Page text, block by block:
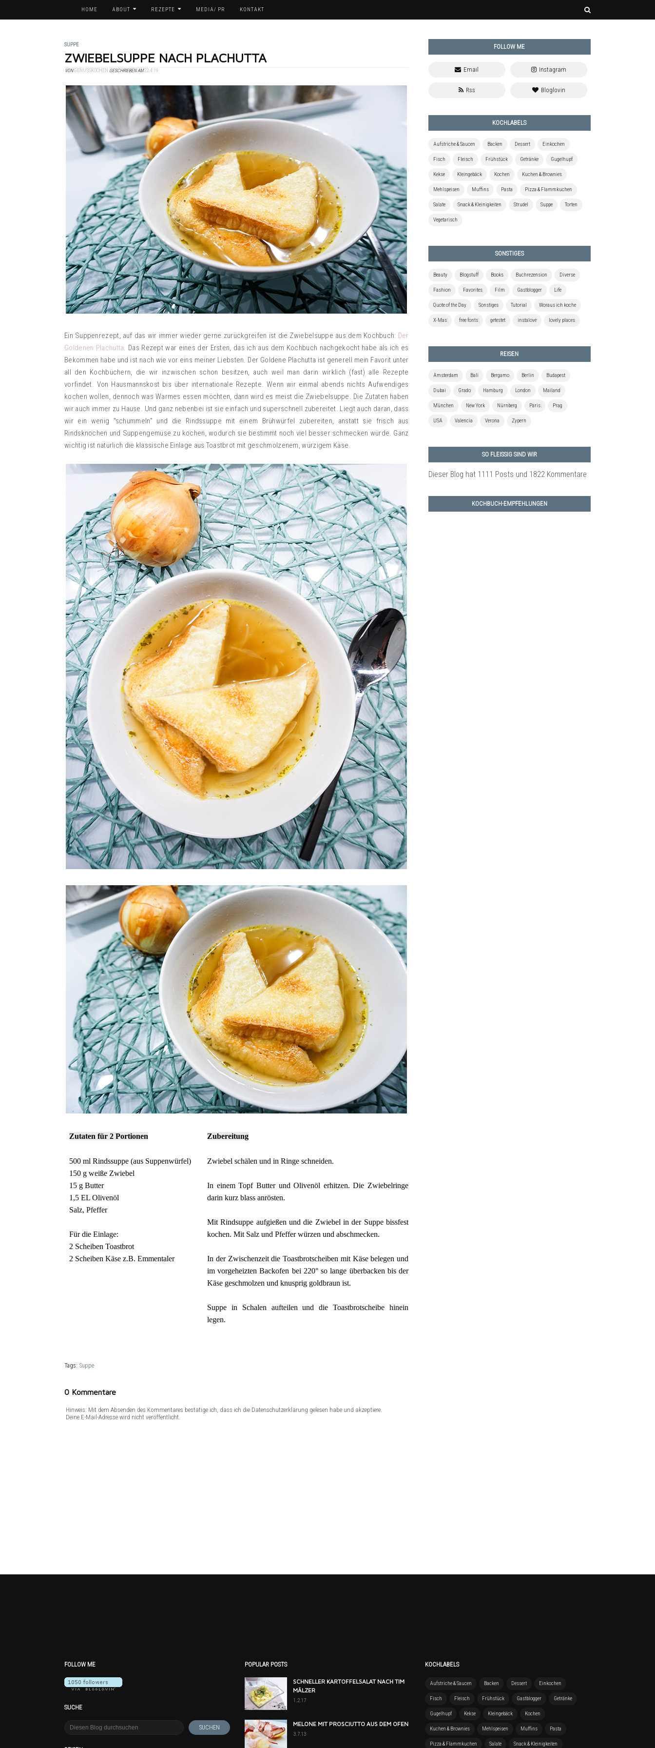
HOME ABOUT REZEPTE MEDIA/ PR KONTAKT
SUPPE
ZWIEBELSUPPE NACH PLACHUTTA
VONGENUSSKOCHEN GESCHRIEBEN AM22.4.19
Ein Suppenrezept, auf das wir immer wieder gerne zurückgreifen ist die Zwiebelsuppe aus dem Kochbuch: Der
Goldenen Plachutta. Das Rezept war eines der Ersten, das ich aus dem Kochbuch nachgekocht habe als ich es
Bekommen habe und ist nach wie vor eins meiner Liebsten. Der Goldene Plachutta ist generell mein Favorit unter
all den Kochbüchern, die wir inzwischen schon besitzen, auch weil man darin wirklich (fast) alle Rezepte
vorfindet. Von Hausmannskost bis über internationale Rezepte. Wenn wir einmal abends nichts Aufwendiges
kochen wollen, dennoch was Warmes essen möchten, dann wird es meist die Zwiebelsuppe. Die Zutaten haben
wir auch immer zu Hause. Und ganz nebenbei ist sie einfach und superschnell zubereitet. Liegt auch daran, dass
wir ein wenig "schummeln" und die Rindssuppe mit einem Brühwürfel zubereiten, anstatt sie frisch aus
Rindsknochen und Suppengemüse zu kochen, wodurch sie bestimmt noch viel besser schmecken würde. Ganz
wichtig ist natürlich die klassische Einlage aus Toastbrot mit geschmolzenem, würzigem Käse.
Zutaten für 2 Portionen Zubereitung
500 ml Rindssuppe (aus Suppenwürfel)
150 g weiße Zwiebel
15 g Butter
1,5 EL Olivenöl
Salz, Pfeffer
Für die Einlage:
2 Scheiben Toastbrot
2 Scheiben Käse z.B. Emmentaler
Zwiebel schälen und in Ringe schneiden.
In einem Topf Butter und Olivenöl erhitzen. Die Zwiebelringe
darin kurz blass anrösten.
Mit Rindsuppe aufgießen und die Zwiebel in der Suppe bissfest
kochen. Mit Salz und Pfeffer würzen und abschmecken.
In der Zwischenzeit die Toastbrotscheiben mit Käse belegen und
im vorgeheizten Backofen bei 220° so lange überbacken bis der
Käse geschmolzen und knusprig goldbraun ist.
Suppe in Schalen aufteilen und die Toastbrotscheibe hinein
legen.
Tags: Suppe
0 Kommentare
Hinweis: Mit dem Absenden des Kommentares bestätige ich, dass ich die Datenschutzerklärung gelesen habe und akzeptiere.
Deine E-Mail-Adresse wird nicht veröffentlicht.
FOLLOW ME
KOCHLABELS
Aufstriche & Saucen Backen Dessert Einkochen
Fisch Fleisch Frühstück Getränke Gugelhupf
Kekse Kleingebäck Kochen Kuchen & Brownies
Mehlspeisen Muffins Pasta Pizza & Flammkuchen
Salate Snack & Kleinigkeiten Strudel Suppe Torten
Vegetarisch
SONSTIGES
Beauty Blogstuff Books Buchrezension Diverse
Fashion Favorites Film Gastblogger Life
Quote of the Day Sonstiges Tutorial Woraus ich koche
X-Mas free fonts getestet instalove lovely places
REISEN
Amsterdam Bali Bergamo Berlin Budapest
Dubai Grado Hamburg London Mailand
München New York Nürnberg Paris Prag
USA Valencia Verona Zypern
SO FLEISSIG SIND WIR
Dieser Blog hat 1111 Posts und 1822 Kommentare
KOCHBUCH-EMPFEHLUNGEN
FOLLOW ME
SUCHE
POPULAR POSTS
SCHNELLER KARTOFFELSALAT NACH TIM
MÄLZER
1.2.17
MELONE MIT PROSCIUTTO AUS DEM OFEN
3.7.13
KOCHLABELS
Aufstriche & Saucen Backen Dessert Einkochen
Fisch Fleisch Frühstück Gastblogger Getränke
Gugelhupf Kekse Kleingebäck Kochen
Kuchen & Brownies Mehlspeisen Muffins Pasta
Pizza & Flammkuchen Salate Snack & Kleinigkeiten